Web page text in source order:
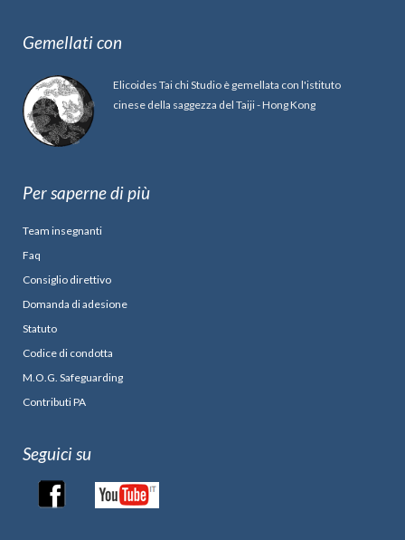
Gemellati con
Elicoides Tai chi Studio è gemellata con l'istituto
cinese della saggezza del Taiji - Hong Kong
Per saperne di più
Team insegnanti
Faq
Consiglio direttivo
Domanda di adesione
Statuto
Codice di condotta
M.O.G. Safeguarding
Contributi PA
Seguici su